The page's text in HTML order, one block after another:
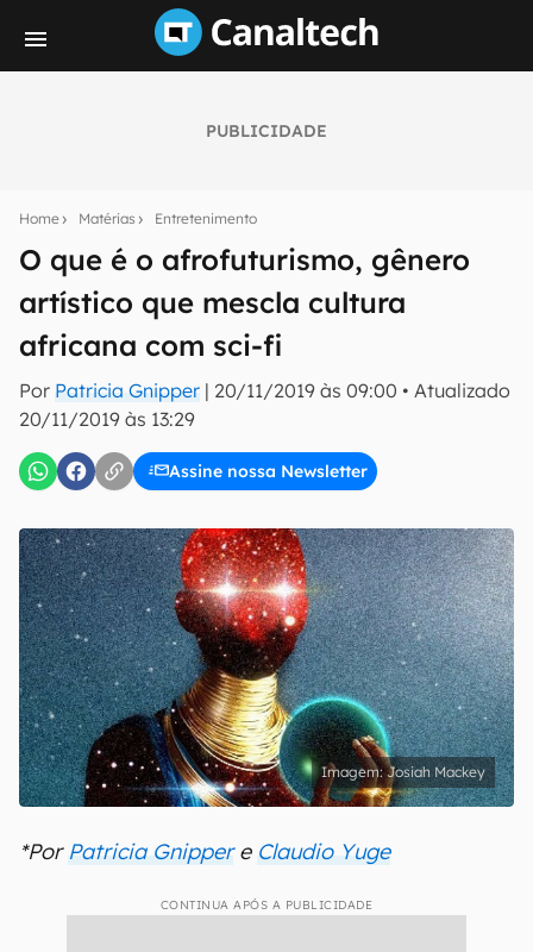
PUBLICIDADE
Home Matérias Entretenimento
O que é o afrofuturismo, gênero
artístico que mescla cultura
africana com sci-fi
Por Patricia Gnipper | 20/11/2019 às 09:00 • Atualizado
20/11/2019 às 13:29
Assine nossa Newsletter
notícias e reviews sobre tecnologia em primeira
E-mail
inscreva-se
Confirmo que li, aceito e concordo com os Termos de
Uso e Política de Privacidade do Canaltech.
Josiah Mackey
*PorPatricia Gnippere Claudio Yuge
CONTINUA APÓS A PUBLICIDADE